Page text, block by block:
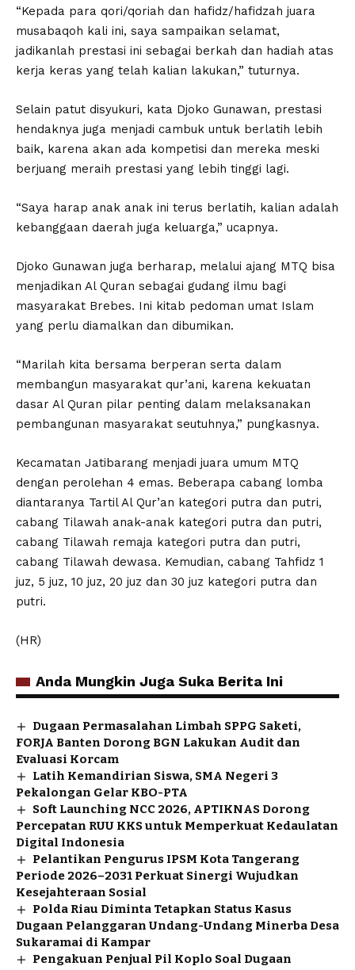
“Kepada para qori/qoriah dan hafidz/hafidzah juara
musabaqoh kali ini, saya sampaikan selamat,
jadikanlah prestasi ini sebagai berkah dan hadiah atas
kerja keras yang telah kalian lakukan,” tuturnya.
Selain patut disyukuri, kata Djoko Gunawan, prestasi
hendaknya juga menjadi cambuk untuk berlatih lebih
baik, karena akan ada kompetisi dan mereka meski
berjuang meraih prestasi yang lebih tinggi lagi.
“Saya harap anak anak ini terus berlatih, kalian adalah
kebanggaan daerah juga keluarga,” ucapnya.
Djoko Gunawan juga berharap, melalui ajang MTQ bisa
menjadikan Al Quran sebagai gudang ilmu bagi
masyarakat Brebes. Ini kitab pedoman umat Islam
yang perlu diamalkan dan dibumikan.
“Marilah kita bersama berperan serta dalam
membangun masyarakat qur’ani, karena kekuatan
dasar Al Quran pilar penting dalam melaksanakan
pembangunan masyarakat seutuhnya,” pungkasnya.
Kecamatan Jatibarang menjadi juara umum MTQ
dengan perolehan 4 emas. Beberapa cabang lomba
diantaranya Tartil Al Qur’an kategori putra dan putri,
cabang Tilawah anak-anak kategori putra dan putri,
cabang Tilawah remaja kategori putra dan putri,
cabang Tilawah dewasa. Kemudian, cabang Tahfidz 1
juz, 5 juz, 10 juz, 20 juz dan 30 juz kategori putra dan
putri.
(HR)
Anda Mungkin Juga Suka Berita Ini
Dugaan Permasalahan Limbah SPPG Saketi,
FORJA Banten Dorong BGN Lakukan Audit dan
Evaluasi Korcam
Latih Kemandirian Siswa, SMA Negeri 3
Pekalongan Gelar KBO-PTA
Soft Launching NCC 2026, APTIKNAS Dorong
Percepatan RUU KKS untuk Memperkuat Kedaulatan
Digital Indonesia
Pelantikan Pengurus IPSM Kota Tangerang
Periode 2026–2031 Perkuat Sinergi Wujudkan
Kesejahteraan Sosial
Polda Riau Diminta Tetapkan Status Kasus
Dugaan Pelanggaran Undang-Undang Minerba Desa
Sukaramai di Kampar
Pengakuan Penjual Pil Koplo Soal Dugaan